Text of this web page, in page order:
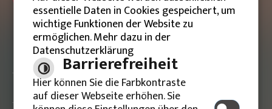
Barrierefreie Ansicht
Impressum
essentielle Daten in Cookies gespeichert, um
wichtige Funktionen der Website zu
ermöglichen. Mehr dazu in der
Datenschutzerklärung
Barrierefreiheit
Hier können Sie die Farbkontraste
auf dieser Webseite erhöhen. Sie